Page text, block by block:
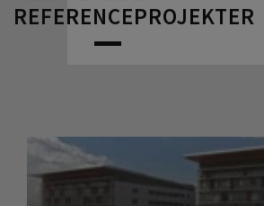
REFERENCEPROJEKTER